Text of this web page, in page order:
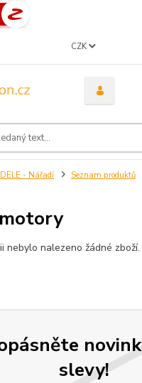
CZK
- Nářadí Seznam produktů
nebylo nalezeno žádné zboží.
slevy!